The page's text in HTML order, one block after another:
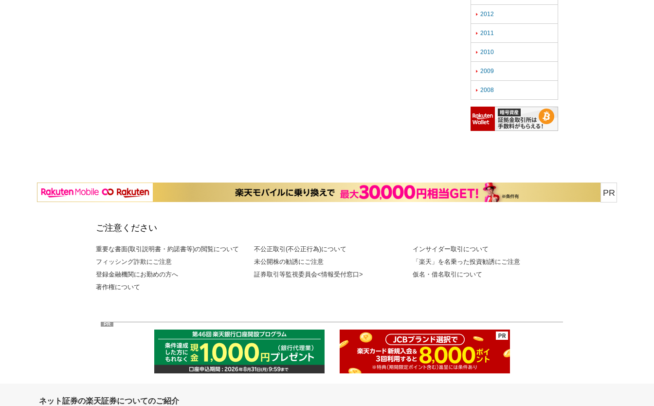
 2012
 2011
 2010
 2009
 2008
PR
ご注意ください
重要な書面(取引説明書・約諾書等)の閲覧について
フィッシング詐欺にご注意
登録金融機関にお勤めの方へ
著作権について
不公正取引(不公正行為)について
未公開株の勧誘にご注意
証券取引等監視委員会<情報受付窓口>
インサイダー取引について
「楽天」を名乗った投資勧誘にご注意
仮名・借名取引について
PR
ネット証券の楽天証券についてのご紹介